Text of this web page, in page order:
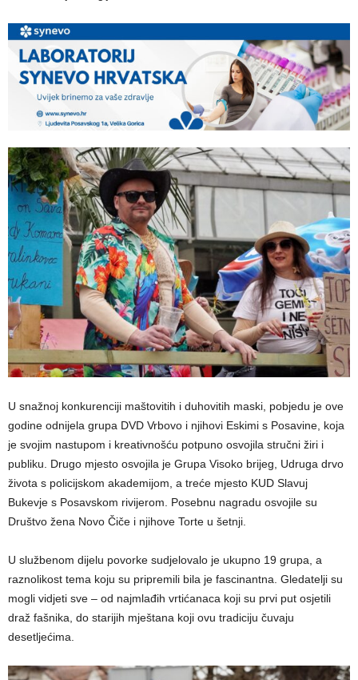
U snažnoj konkurenciji maštovitih i duhovitih maski, pobjedu je ove
godine odnijela grupa DVD Vrbovo i njihovi Eskimi s Posavine, koja
je svojim nastupom i kreativnošću potpuno osvojila stručni žiri i
publiku. Drugo mjesto osvojila je Grupa Visoko brijeg, Udruga drvo
života s policijskom akademijom, a treće mjesto KUD Slavuj
Bukevje s Posavskom rivijerom. Posebnu nagradu osvojile su
Društvo žena Novo Čiče i njihove Torte u šetnji.
U službenom dijelu povorke sudjelovalo je ukupno 19 grupa, a
raznolikost tema koju su pripremili bila je fascinantna. Gledatelji su
mogli vidjeti sve – od najmlađih vrtićanaca koji su prvi put osjetili
draž fašnika, do starijih mještana koji ovu tradiciju čuvaju
desetljećima.